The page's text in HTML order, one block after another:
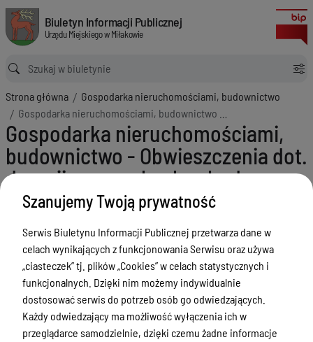
Gospodarka nieruchomościami, budownictwo - Obwieszczenia dot.
Biuletyn Informacji Publicznej Urzędu Miejskiego w Miłakowie
Biuletyn Informacji Publicznej
Urzędu Miejskiego w Miłakowie
Ścieżka powrotu
Strona główna
Gospodarka nieruchomościami, budownictwo
Gospodarka nieruchomościami, budownictwo - Obwieszczenia dot. decyzji o warunkach zabudowy
Gospodarka nieruchomościami,
budownictwo - Obwieszczenia dot.
decyzji o warunkach zabudowy
Menu Przedmiotowe
Urząd Miejski w Miłakowie
Gmina Miłakowo
Majątek i finanse
Zamówienia publiczne
Urząd Stanu Cywilnego
Szanujemy Twoją prywatność
Serwis Biuletynu Informacji Publicznej przetwarza dane w
celach wynikających z funkcjonowania Serwisu oraz używa
„ciasteczek” tj. plików „Cookies” w celach statystycznych i
funkcjonalnych. Dzięki nim możemy indywidualnie
dostosować serwis do potrzeb osób go odwiedzających.
Każdy odwiedzający ma możliwość wyłączenia ich w
przeglądarce samodzielnie, dzięki czemu żadne informacje